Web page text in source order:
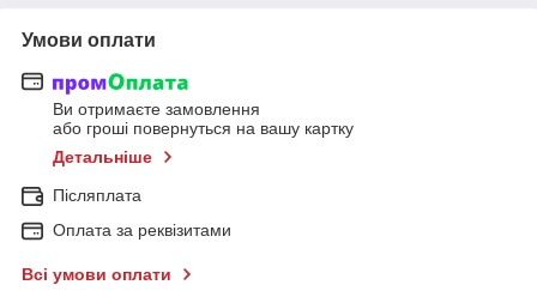
Умови оплати
Ви отримаєте замовлення
або гроші повернуться на вашу картку
Детальніше
Післяплата
Оплата за реквізитами
Всі умови оплати